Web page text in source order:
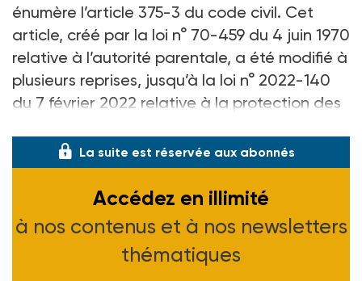
énumère l’article 375-3 du code civil. Cet
article, créé par la loi n° 70-459 du 4 juin 1970
relative à l’autorité parentale, a été modifié à
plusieurs reprises, jusqu’à la loi n° 2022-140
du 7 février 2022 relative à la protection des
La suite est réservée aux abonnés
Accédez en illimité
à nos contenus et à nos newsletters
thématiques